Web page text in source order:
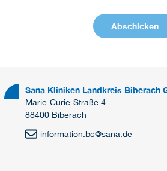
Sana Kliniken Landkreis Biberach
Marie-Curie-Straße 4
88400 Biberach
information.bc@sana.de